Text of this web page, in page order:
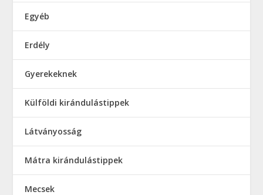
Egyéb
Erdély
Gyerekeknek
Külföldi kirándulástippek
Látványosság
Mátra kirándulástippek
Mecsek